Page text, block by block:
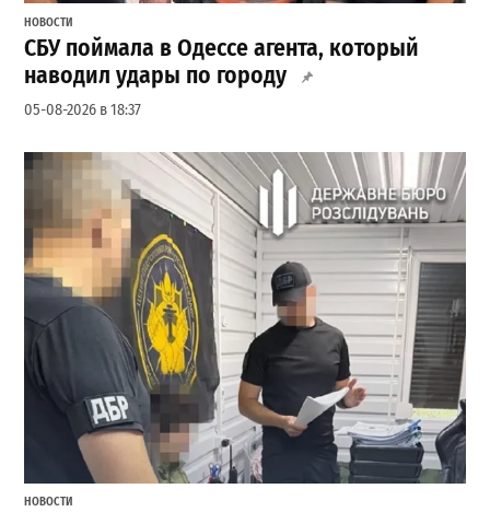
НОВОСТИ
СБУ поймала в Одессе агента, который
наводил удары по городу
05-08-2026 в 18:37
НОВОСТИ